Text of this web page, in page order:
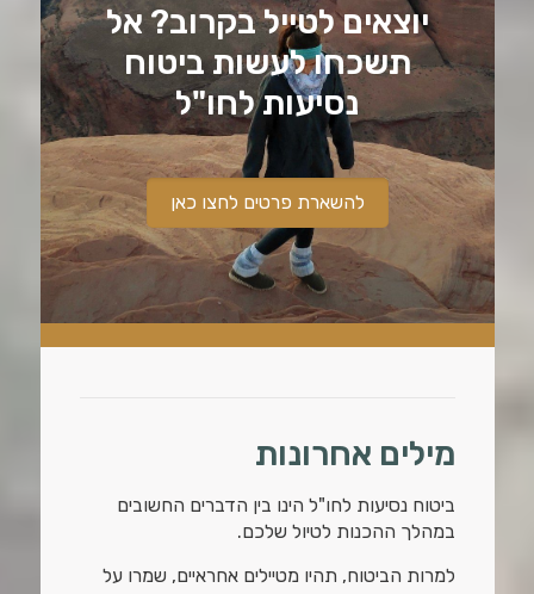
יוצאים לטייל בקרוב? אל
תשכחו לעשות ביטוח
נסיעות לחו"ל
להשארת פרטים לחצו כאן
מילים אחרונות
ביטוח נסיעות לחו"ל הינו בין הדברים החשובים
במהלך ההכנות לטיול שלכם.
למרות הביטוח, תהיו מטיילים אחראיים, שמרו על